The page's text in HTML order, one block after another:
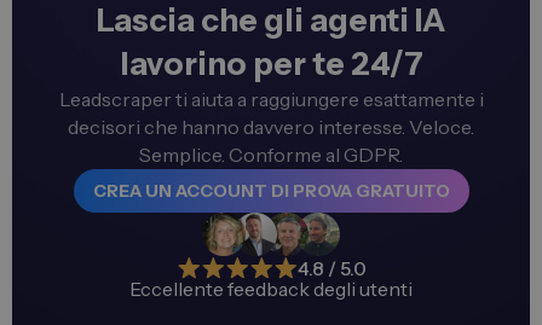
Lascia che gli agenti IA
lavorino per te 24/7
Leadscraper ti aiuta a raggiungere esattamente i
decisori che hanno davvero interesse. Veloce.
Semplice. Conforme al GDPR.
CREA UN ACCOUNT DI PROVA GRATUITO
4.8 / 5.0
Eccellente feedback degli utenti